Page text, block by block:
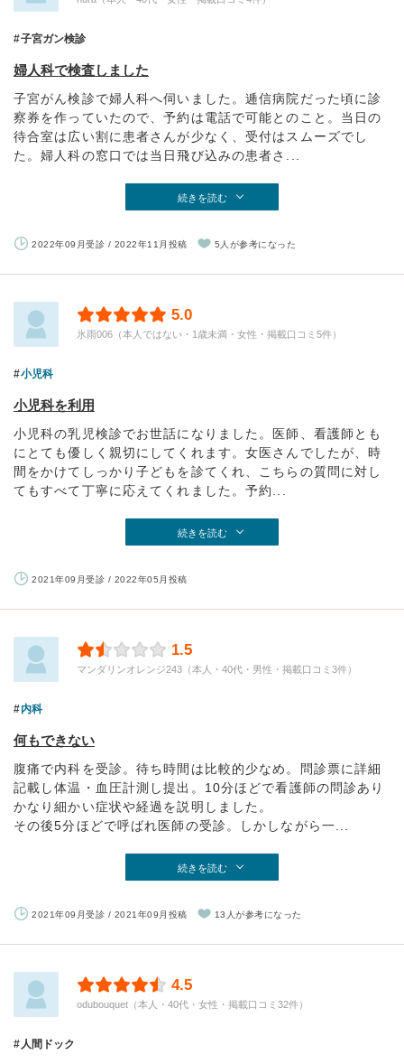
子宮ガン検診
婦人科で検査しました
子宮がん検診で婦人科へ伺いました。逓信病院だった頃に診
察券を作っていたので、予約は電話で可能とのこと。当日の
待合室は広い割に患者さんが少なく、受付はスムーズでし
た。婦人科の窓口では当日飛び込みの患者さ...
続きを読む
2022年09月受診 / 2022年11月投稿 5人が参考になった
5.0
氷雨006（本人ではない・1歳未満・女性・掲載口コミ5件）
小児科
小児科を利用
小児科の乳児検診でお世話になりました。医師、看護師とも
にとても優しく親切にしてくれます。女医さんでしたが、時
間をかけてしっかり子どもを診てくれ、こちらの質問に対し
てもすべて丁寧に応えてくれました。予約...
続きを読む
2021年09月受診 / 2022年05月投稿
1.5
マンダリンオレンジ243（本人・40代・男性・掲載口コミ3件）
内科
何もできない
腹痛で内科を受診。待ち時間は比較的少なめ。問診票に詳細
記載し体温・血圧計測し提出。10分ほどで看護師の問診あり
かなり細かい症状や経過を説明しました。
その後5分ほどで呼ばれ医師の受診。しかしながら一...
続きを読む
2021年09月受診 / 2021年09月投稿 13人が参考になった
4.5
odubouquet（本人・40代・女性・掲載口コミ32件）
人間ドック